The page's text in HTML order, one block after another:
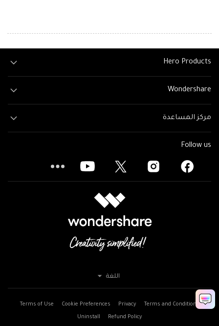
Hero Products
Wondershare
مركز المساعدة
Follow us
Terms and Conditions
Privacy
Cookie Preferences
Terms of Use
Refund Policy
Uninstall
اللغة